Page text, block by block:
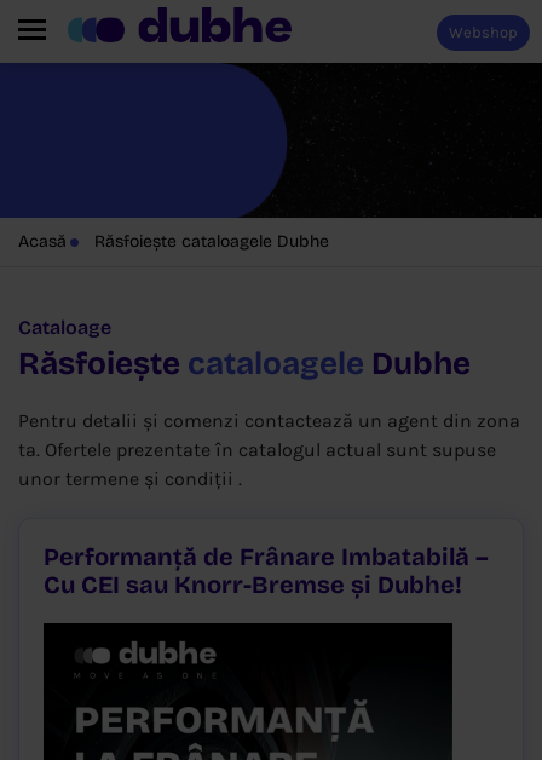
Webshop
Acasă Răsfoiește cataloagele Dubhe
Cataloage
Răsfoiește cataloagele Dubhe
Pentru detalii și comenzi contactează un agent din zona
ta. Ofertele prezentate în catalogul actual sunt supuse
unor termene și condiții .
Performanță de Frânare Imbatabilă –
Cu CEI sau Knorr-Bremse și Dubhe!